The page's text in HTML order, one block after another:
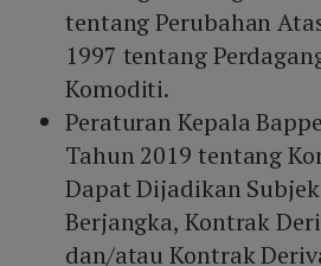
tentang Perubahan
1997 tentang
Komoditi.
Peraturan Kepala
Tahun 2019 tentang
Dapat Dijadikan
Berjangka, Kontrak
dan/atau Kontrak